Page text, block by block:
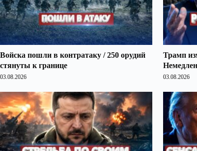
Войска пошли в контратаку / 250 орудий
стянуты к границе
03.08.2026
Трамп
03.08.2026